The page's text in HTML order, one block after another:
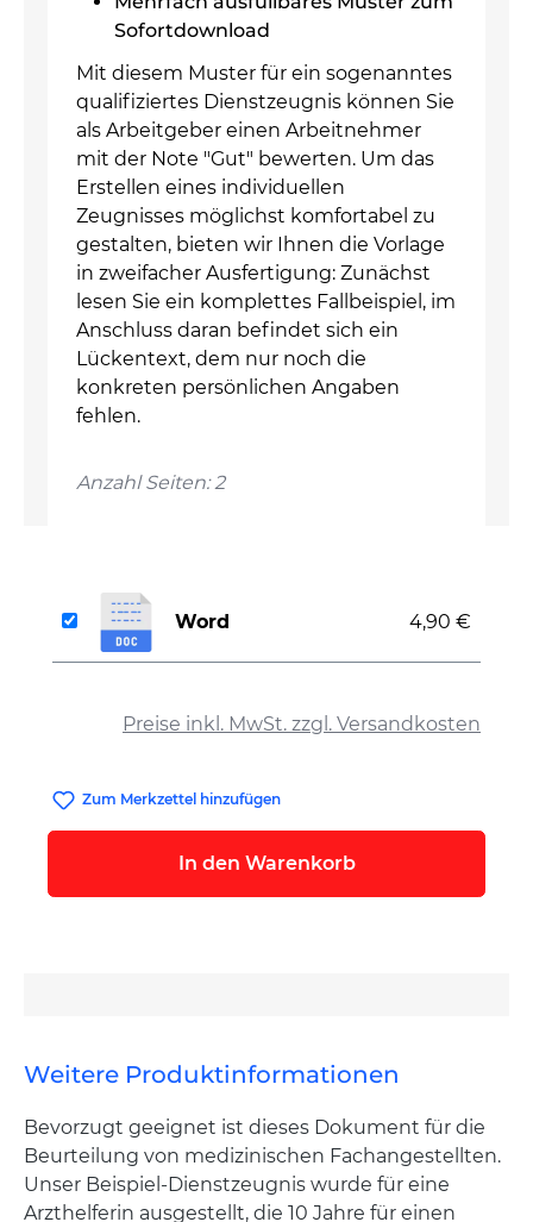
Sofortdownload
Mit diesem Muster für ein sogenanntes
qualifiziertes Dienstzeugnis können Sie
als Arbeitgeber einen Arbeitnehmer
mit der Note "Gut" bewerten. Um das
Erstellen eines individuellen
Zeugnisses möglichst komfortabel zu
gestalten, bieten wir Ihnen die Vorlage
in zweifacher Ausfertigung: Zunächst
lesen Sie ein komplettes Fallbeispiel, im
Anschluss daran befindet sich ein
Lückentext, dem nur noch die
konkreten persönlichen Angaben
fehlen.
Anzahl Seiten: 2
Preise inkl. MwSt. zzgl. Versandkosten
Word 4,90 €
Zum Merkzettel hinzufügen
In den Warenkorb
Weitere Produktinformationen
Bevorzugt geeignet ist dieses Dokument für die
Beurteilung von medizinischen Fachangestellten.
Unser Beispiel-Dienstzeugnis wurde für eine
Arzthelferin ausgestellt, die 10 Jahre für einen